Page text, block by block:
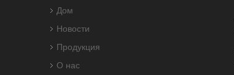
Дом
Новости
Продукция
О нас